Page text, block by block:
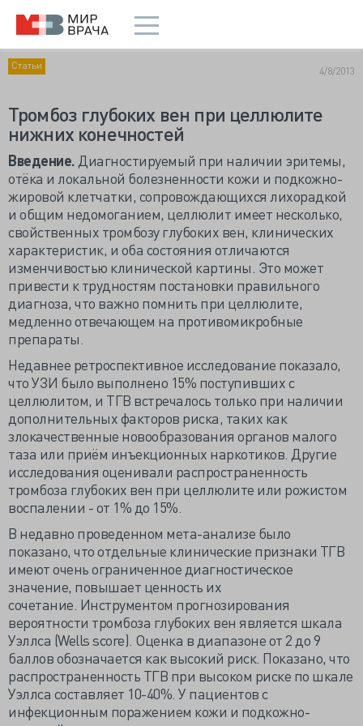
Статьи 4/8/2013
Тромбоз глубоких вен при целлюлите
нижних конечностей
Введение. Диагностируемый при наличии эритемы,
отёка и локальной болезненности кожи и подкожно-
жировой клетчатки, сопровождающихся лихорадкой
и общим недомоганием, целлюлит имеет несколько,
свойственных тромбозу глубоких вен, клинических
характеристик, и оба состояния отличаются
изменчивостью клинической картины. Это может
привести к трудностям постановки правильного
диагноза, что важно помнить при целлюлите,
медленно отвечающем на противомикробные
препараты.
Недавнее ретроспективное исследование показало,
что УЗИ было выполнено 15% поступивших с
целлюлитом, и ТГВ встречалось только при наличии
дополнительных факторов риска, таких как
злокачественные новообразования органов малого
таза или приём инъекционных наркотиков. Другие
исследования оценивали распространенность
тромбоза глубоких вен при целлюлите или рожистом
воспалении - от 1% до 15%.
В недавно проведенном мета-анализе было
показано, что отдельные клинические признаки ТГВ
имеют очень ограниченное диагностическое
значение, повышает ценность их
сочетание. Инструментом прогнозирования
вероятности тромбоза глубоких вен является шкала
Уэллса (Wells score). Оценка в диапазоне от 2 до 9
баллов обозначается как высокий риск. Показано, что
распространенность ТГВ при высоком риске по шкале
Уэллса составляет 10-40%. У пациентов с
инфекционным поражением кожи и подкожно-